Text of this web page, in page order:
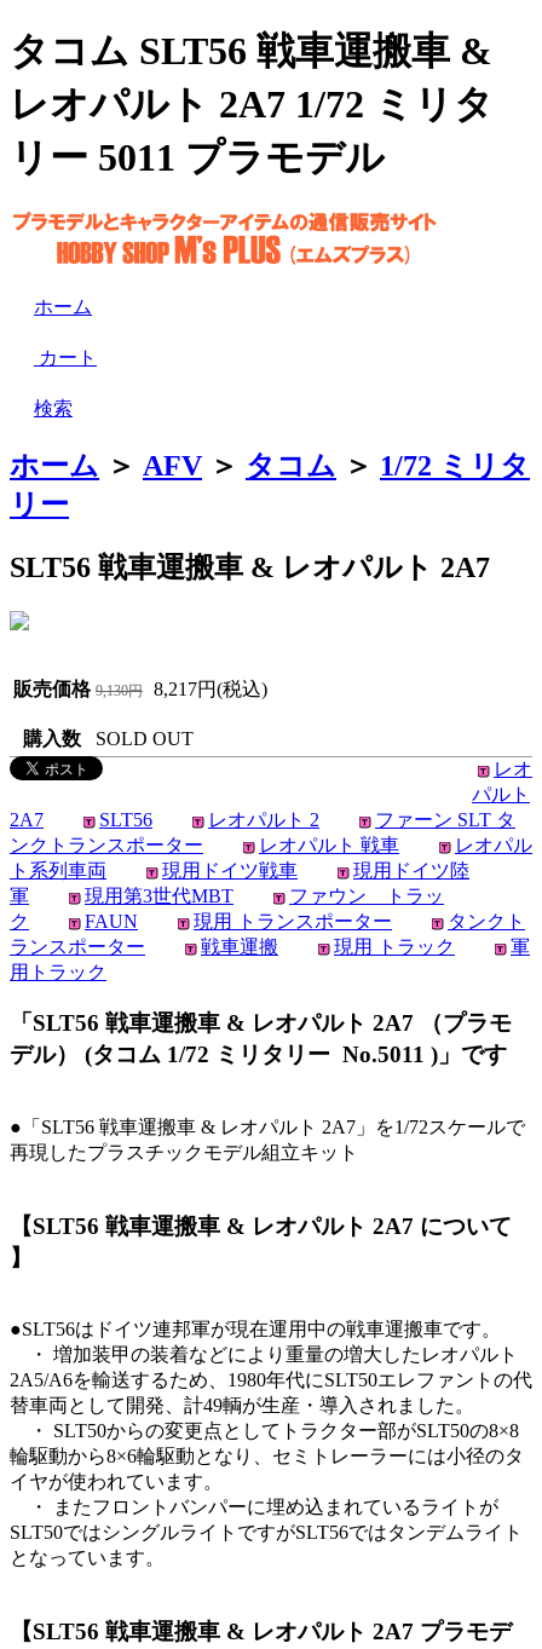
タコム SLT56 戦車運搬車 &
レオパルト 2A7 1/72 ミリタ
リー 5011 プラモデル
ホーム
カート
検索
ホーム ＞ AFV ＞ タコム ＞ 1/72 ミリタ
リー
SLT56 戦車運搬車 & レオパルト 2A7
販売価格 9,130円 8,217円(税込)
購入数
SOLD OUT
レオ
パルト
2A7
SLT56 レオパルト 2
ファーン SLT タ
ンクトランスポーター
レオパルト 戦車
レオパル
ト系列車両
現用ドイツ戦車
現用ドイツ陸
軍
現用第3世代MBT
ファウン トラッ
ク
FAUN 現用 トランスポーター
タンクト
ランスポーター
戦車運搬 現用 トラック
軍
用トラック
「SLT56 戦車運搬車 & レオパルト 2A7 （プラモ
デル） (タコム 1/72 ミリタリー No.5011 )」です
●「SLT56 戦車運搬車 & レオパルト 2A7」を1/72スケールで
再現したプラスチックモデル組立キット
【SLT56 戦車運搬車 & レオパルト 2A7 について
】
●SLT56はドイツ連邦軍が現在運用中の戦車運搬車です。
・ 増加装甲の装着などにより重量の増大したレオパルト
2A5/A6を輸送するため、1980年代にSLT50エレファントの代
替車両として開発、計49輌が生産・導入されました。
・ SLT50からの変更点としてトラクター部がSLT50の8×8
輪駆動から8×6輪駆動となり、セミトレーラーには小径のタ
イヤが使われています。
・ またフロントバンパーに埋め込まれているライトが
SLT50ではシングルライトですがSLT56ではタンデムライト
となっています。
【SLT56 戦車運搬車 & レオパルト 2A7 プラモデ